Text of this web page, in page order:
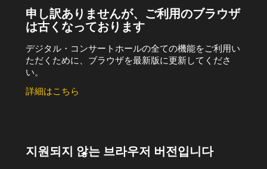
申し訳ありませんが、ご利用のブラウザ
は古くなっております
デジタル・コンサートホールの全ての機能をご利用い
ただくために、ブラウザを最新版に更新してくださ
い。
詳細はこちら
지원되지 않는 브라우저 버전입니다